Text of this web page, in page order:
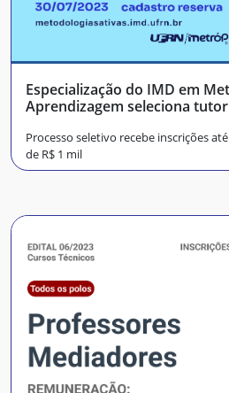
Especialização do IMD em
Aprendizagem seleciona tutor
Processo seletivo recebe inscrições
de R$ 1 mil